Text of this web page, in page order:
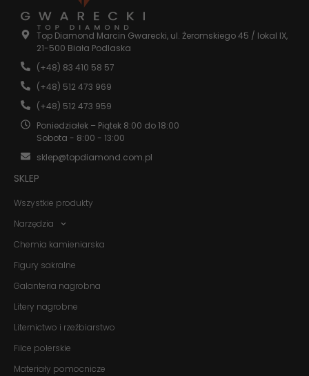
Top Diamond Marcin Gwarecki, ul. Żeromskiego 45 / lokal IX,
21-500 Biała Podlaska
(+48) 83 410 58 57
(+48) 512 473 969
(+48) 512 473 959
Poniedziałek – Piątek 8:00 do 18:00
Sobota - 8:00 - 13:00
sklep@topdiamond.com.pl
SKLEP
Wszystkie produkty
Narzędzia
Chemia kamieniarska
Figury sakralne
Galanteria nagrobna
Litery nagrobne
Liternictwo i rzeźbiarstwo
Filce polerskie
Materiały pomocnicze
zachowania